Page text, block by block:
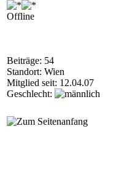
Offline
Beiträge: 54
Standort: Wien
Mitglied seit: 12.04.07
Geschlecht: